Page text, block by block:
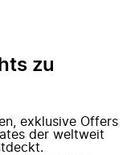
zu
exklusive Offers
der weltweit